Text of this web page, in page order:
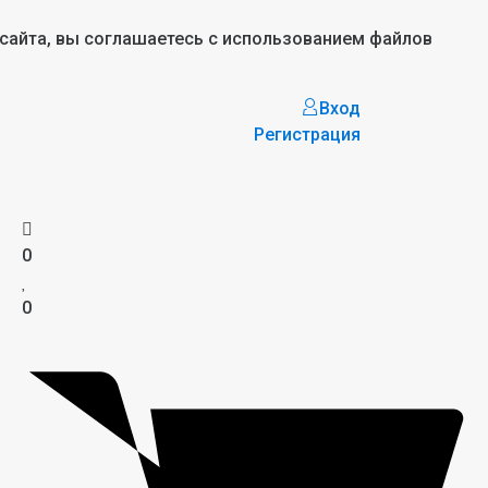
вы соглашаетесь с использованием файлов
Вход
Регистрация
0
0